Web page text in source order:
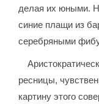
делая их юными.
синие плащи из
серебряными
ресницы,
картину этого